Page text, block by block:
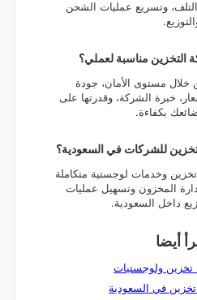
وتسريع عمليات الشحن
مناسبة لعملي؟
مستوى الأمان، جودة
خبرة الشركة، وقدرتها على
بكفاءة.
للشركات في السعودية؟
وخدمات لوجستية متكاملة
المخزون وتسهيل عمليات
داخل السعودية.
أيضا
ولوجستيات
في السعودية